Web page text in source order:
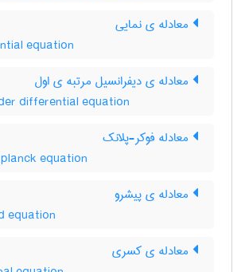
معادله ی نمایی
equation
معادله ی دیفرانسیل مرتبه ی اول
differential equation
معادله فوکر-پلانک
equation
معادله ی پیشرو
equation
معادله ی کسری